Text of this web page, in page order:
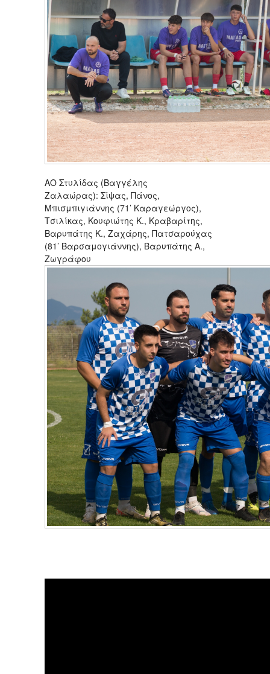
ΑΟ Στυλίδας (Βαγγέλης
Ζαλαώρας): Σίψας, Πάνος,
Μπισμπιγιάννης (71’ Καραγεώργος),
Τσιλίκας, Κουφιώτης Κ., Κραβαρίτης,
Βαρυπάτης Κ., Ζαχάρης, Πατσαρούχας
(81’ Βαρσαμογιάννης), Βαρυπάτης Α.,
Ζωγράφου